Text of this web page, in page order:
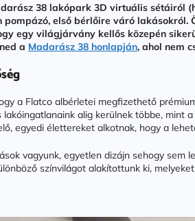
38 lakópark 3D virtuális sétáiról
pompázó, első bérlőire váró
egy világjárvány kellős közepén
a Madarász 38 honlapján, ahol nem
a Flatco albérletei megfizethető
alig kerülnek többe, mint
egyedi élettereket alkotnak, hogy a
vagyunk, egyetlen dizájn sehogy
színvilágot alakítottunk ki,